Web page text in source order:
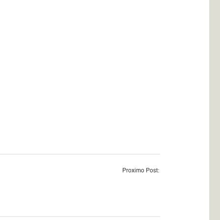
Proximo Post: